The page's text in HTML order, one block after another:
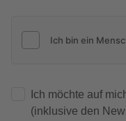
Ich möchte auf
(inklusive den